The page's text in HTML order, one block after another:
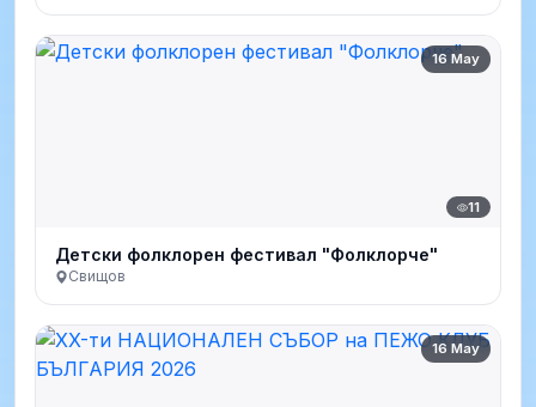
16 May
11
Детски фолклорен фестивал "Фолклорче"
Свищов
16 May